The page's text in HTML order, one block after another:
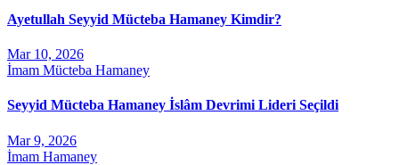
Ayetullah Seyyid Mücteba Hamaney Kimdir?
Mar 10, 2026
İmam Mücteba Hamaney
Seyyid Mücteba Hamaney İslâm Devrimi Lideri Seçildi
Mar 9, 2026
İmam Hamaney